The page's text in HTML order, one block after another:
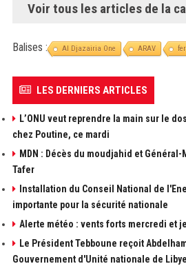
Voir tous les articles de la
Balises : Al Djazairia One ARAV
LES DERNIERS ARTICLES
L’ONU veut reprendre la main sur le
chez Poutine, ce mardi
MDN : Décès du moudjahid et
Tafer
Installation du Conseil National de
importante pour la sécurité nationale
Alerte météo : vents forts mercredi et
Le Président Tebboune reçoit
Gouvernement d'Unité nationale de Libye